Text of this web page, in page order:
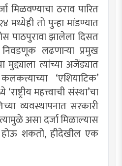
मिळवण्याचा ठराव पारित
मध्येही तो पुन्हा मांडण्यात
पाठपुरावा झालेला दिसत
लढणार्‍या प्रमुख
मुद्द्याला त्यांच्या अजेंड्यात
‘एशियाटिक’
महत्त्वाची संस्था’चा
व्यवस्थापनात सरकारी
असा दर्जा मिळाल्यास
होऊ शकतो, हीदेखील एक